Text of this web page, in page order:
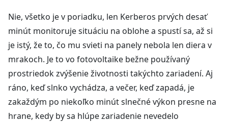
Nie, všetko je v poriadku, len Kerberos prvých desať
minút monitoruje situáciu na oblohe a spustí sa, až si
je istý, že to, čo mu svieti na panely nebola len diera v
mrakoch. Je to vo fotovoltaike bežne používaný
prostriedok zvýšenie životnosti takýchto zariadení. Aj
ráno, keď slnko vychádza, a večer, keď zapadá, je
zakaždým po niekoľko minút slnečné výkon presne na
hrane, kedy by sa hlúpe zariadenie nevedelo